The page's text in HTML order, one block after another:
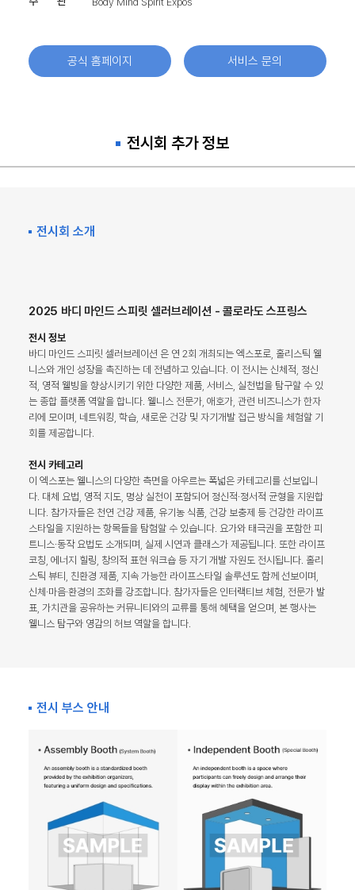
공식 홈페이지 서비스 문의
전시회 추가 정보
전시회 소개
2025 바디 마인드 스피릿 셀러브레이션 - 콜로라도 스프링스
전시 정보
바디 마인드 스피릿 셀러브레이션 은 연 2회 개최되는 엑스포로, 홀리스틱 웰
니스와 개인 성장을 촉진하는 데 전념하고 있습니다. 이 전시는 신체적, 정신
적, 영적 웰빙을 향상시키기 위한 다양한 제품, 서비스, 실천법을 탐구할 수 있
는 종합 플랫폼 역할을 합니다. 웰니스 전문가, 애호가, 관련 비즈니스가 한자
리에 모이며, 네트워킹, 학습, 새로운 건강 및 자기개발 접근 방식을 체험할 기
회를 제공합니다.
전시 카테고리
이 엑스포는 웰니스의 다양한 측면을 아우르는 폭넓은 카테고리를 선보입니
다. 대체 요법, 영적 지도, 명상 실천이 포함되어 정신적·정서적 균형을 지원합
니다. 참가자들은 천연 건강 제품, 유기농 식품, 건강 보충제 등 건강한 라이프
스타일을 지원하는 항목들을 탐험할 수 있습니다. 요가와 태극권을 포함한 피
트니스·동작 요법도 소개되며, 실제 시연과 클래스가 제공됩니다. 또한 라이프
코칭, 에너지 힐링, 창의적 표현 워크숍 등 자기 개발 자원도 전시됩니다. 홀리
스틱 뷰티, 친환경 제품, 지속 가능한 라이프스타일 솔루션도 함께 선보이며,
신체·마음·환경의 조화를 강조합니다. 참가자들은 인터랙티브 체험, 전문가 발
표, 가치관을 공유하는 커뮤니티와의 교류를 통해 혜택을 얻으며, 본 행사는
웰니스 탐구와 영감의 허브 역할을 합니다.
전시 부스 안내